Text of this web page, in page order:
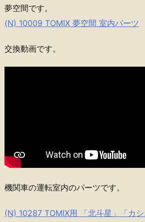
夢空間です。
(N) 10009 TOMIX 夢空間 室内パーツ
交換動画です。
機関車の運転室内のパーツです。
(N) 10287 TOMIX用 「北斗星」「カ